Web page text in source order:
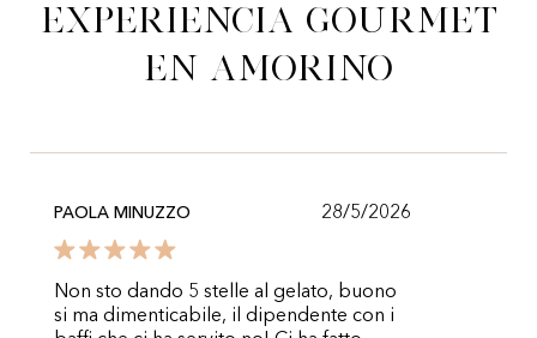
experiencia gourmet
en Amorino
PAOLA MINUZZO 28/5/2026
Non sto dando 5 stelle al gelato, buono
si ma dimenticabile, il dipendente con i